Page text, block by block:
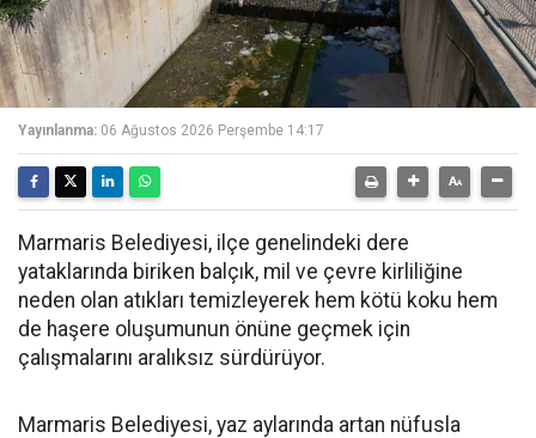
Yayınlanma: 06 Ağustos 2026 Perşembe 14:17
Marmaris Belediyesi, ilçe genelindeki dere
yataklarında biriken balçık, mil ve çevre kirliliğine
neden olan atıkları temizleyerek hem kötü koku hem
de haşere oluşumunun önüne geçmek için
çalışmalarını aralıksız sürdürüyor.
Marmaris Belediyesi, yaz aylarında artan nüfusla